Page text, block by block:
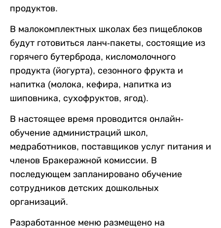
продуктов.
В малокомплектных школах без пищеблоков
будут готовиться ланч-пакеты, состоящие из
горячего бутерброда, кисломолочного
продукта (йогурта), сезонного фрукта и
напитка (молока, кефира, напитка из
шиповника, сухофруктов, ягод).
В настоящее время проводится онлайн-
обучение администраций школ,
медработников, поставщиков услуг питания и
членов Бракеражной комиссии. В
последующем запланировано обучение
сотрудников детских дошкольных
организаций.
Разработанное меню размещено на